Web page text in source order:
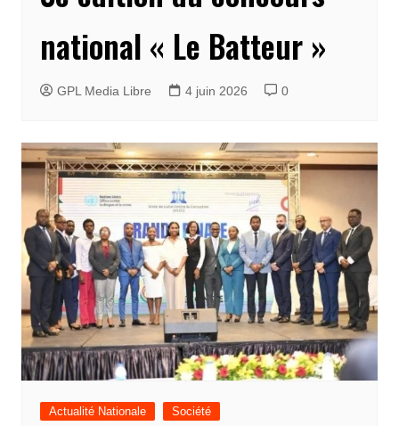
national « Le Batteur »
GPL Media Libre 4 juin 2026 0
Actualité Nationale Société